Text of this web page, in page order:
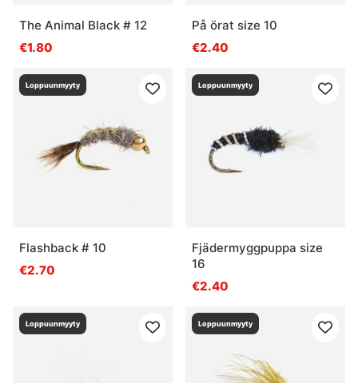
The Animal Black # 12
€1.80
På örat size 10
€2.40
Loppuunmyyty
Flashback # 10
€2.70
Loppuunmyyty
Fjädermyggpuppa size
16
€2.40
Loppuunmyyty Loppuunmyyty